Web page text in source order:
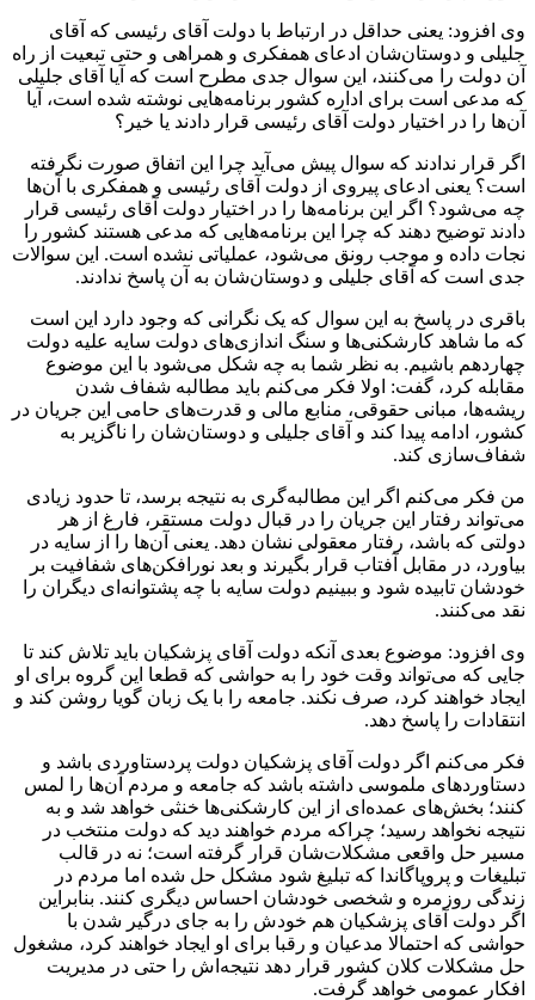
وی افزود: یعنی حداقل در ارتباط با دولت آقای رئیسی که آقای
جلیلی و دوستان‌شان ادعای همفکری و همراهی و حتی تبعیت از راه
آن دولت را می‌کنند، این سوال جدی مطرح است که آیا آقای جلیلی
که مدعی است برای اداره کشور برنامه‌هایی نوشته شده است، آیا
آن‌ها را در اختیار دولت آقای رئیسی قرار دادند یا خیر؟
اگر قرار ندادند که سوال پیش می‌آید چرا این اتفاق صورت نگرفته
است؟ یعنی ادعای پیروی از دولت آقای رئیسی و همفکری با آن‌ها
چه می‌شود؟ اگر این برنامه‌ها را در اختیار دولت آقای رئیسی قرار
دادند توضیح دهند که چرا این برنامه‌هایی که مدعی هستند کشور را
نجات داده و موجب رونق می‌شود، عملیاتی نشده است. این سوالات
جدی است که آقای جلیلی و دوستان‌شان به آن پاسخ ندادند.
باقری در پاسخ به این سوال که یک نگرانی که وجود دارد این است
که ما شاهد کارشکنی‌ها و سنگ اندازی‌های دولت سایه علیه دولت
چهاردهم باشیم. به نظر شما به چه شکل می‌شود با این موضوع
مقابله کرد، گفت: اولا فکر می‌کنم باید مطالبه شفاف شدن
ریشه‌ها، مبانی حقوقی، منابع مالی و قدرت‌های حامی این جریان در
کشور، ادامه پیدا کند و آقای جلیلی و دوستان‌شان را ناگزیر به
شفاف‌سازی کند.
من فکر می‌کنم اگر این مطالبه‌گری به نتیجه برسد، تا حدود زیادی
می‌تواند رفتار این جریان را در قبال دولت مستقر، فارغ از هر
دولتی که باشد، رفتار معقولی نشان دهد. یعنی آن‌ها را از سایه در
بیاورد، در مقابل آفتاب قرار بگیرند و بعد نورافکن‌های شفافیت بر
خودشان تابیده شود و ببینیم دولت سایه با چه پشتوانه‌ای دیگران را
نقد می‌کنند.
وی افزود: موضوع بعدی آنکه دولت آقای پزشکیان باید تلاش کند تا
جایی که می‌تواند وقت خود را به حواشی که قطعا این گروه برای او
ایجاد خواهند کرد، صرف نکند. جامعه را با یک زبان گویا روشن کند و
انتقادات را پاسخ دهد.
فکر می‌کنم اگر دولت آقای پزشکیان دولت پردستاوردی باشد و
دستاوردهای ملموسی داشته باشد که جامعه و مردم آن‌ها را لمس
کنند؛ بخش‌های عمده‌ای از این کارشکنی‌ها خنثی خواهد شد و به
نتیجه نخواهد رسید؛ چراکه مردم خواهند دید که دولت منتخب در
مسیر حل واقعی مشکلات‌شان قرار گرفته است؛ نه در قالب
تبلیغات و پروپاگاندا که تبلیغ شود مشکل حل شده اما مردم در
زندگی روزمره و شخصی خودشان احساس دیگری کنند. بنابراین
اگر دولت آقای پزشکیان هم خودش را به جای درگیر شدن با
حواشی که احتمالا مدعیان و رقبا برای او ایجاد خواهند کرد، مشغول
حل مشکلات کلان کشور قرار دهد نتیجه‌اش را حتی در مدیریت
افکار عمومی خواهد گرفت.